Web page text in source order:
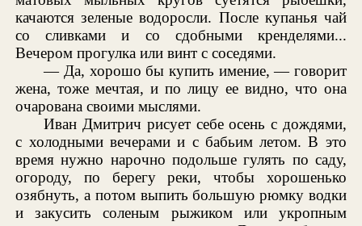
качаются зеленые водоросли. После купанья чай
со сливками и со сдобными кренделями...
Вечером прогулка или винт с соседями.
— Да, хорошо бы купить имение, — говорит
жена, тоже мечтая, и по лицу ее видно, что она
очарована своими мыслями.
Иван Дмитрич рисует себе осень с дождями,
с холодными вечерами и с бабьим летом. В это
время нужно нарочно подольше гулять по саду,
огороду, по берегу реки, чтобы хорошенько
озябнуть, а потом выпить большую рюмку водки
и закусить соленым рыжиком или укропным